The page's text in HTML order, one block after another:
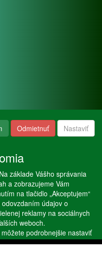
powered byABRA E-shop
Odmietnuť Nastaviť
základe Vášho správania
a zobrazujeme Vám
na tlačidlo „Akceptujem“
údajov o
reklamy na sociálnych
weboch.
podrobnejšie nastaviť
tlačidlo „Nastaviť“.